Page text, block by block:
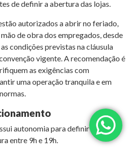
de definir a abertura das lojas.
autorizados a abrir no feriado,
de obra dos empregados, desde
condições previstas na cláusula
vigente. A recomendação é
as exigências com
uma operação tranquila e em
autonomia para definir horários,
entre 9h e 19h.